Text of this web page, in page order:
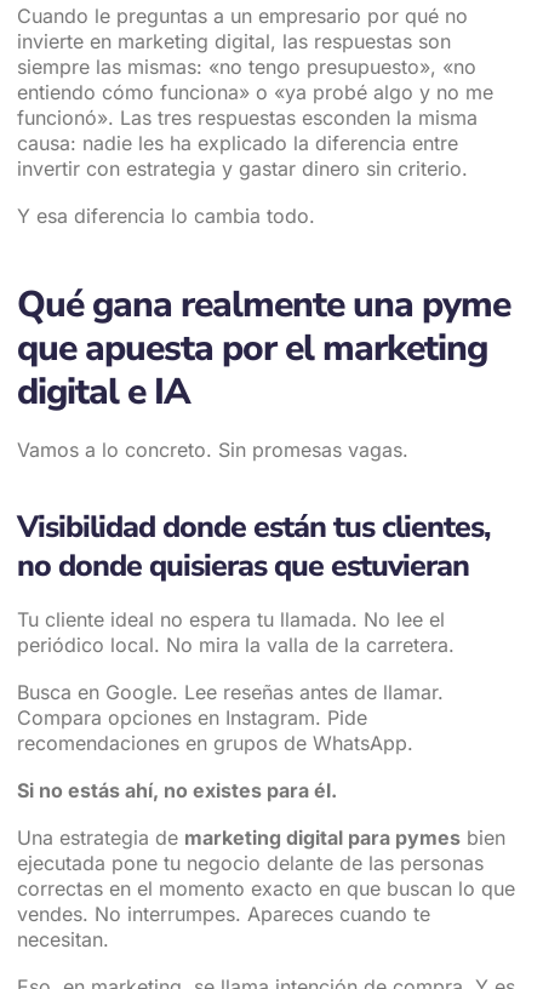
Cuando le preguntas a un empresario por qué no
invierte en marketing digital, las respuestas son
siempre las mismas: «no tengo presupuesto», «no
entiendo cómo funciona» o «ya probé algo y no me
funcionó». Las tres respuestas esconden la misma
causa: nadie les ha explicado la diferencia entre
invertir con estrategia y gastar dinero sin criterio.
Y esa diferencia lo cambia todo.
Qué gana realmente una pyme
que apuesta por el marketing
digital e IA
Vamos a lo concreto. Sin promesas vagas.
Visibilidad donde están tus clientes,
no donde quisieras que estuvieran
Tu cliente ideal no espera tu llamada. No lee el
periódico local. No mira la valla de la carretera.
Busca en Google. Lee reseñas antes de llamar.
Compara opciones en Instagram. Pide
recomendaciones en grupos de WhatsApp.
Si no estás ahí, no existes para él.
Una estrategia de marketing digital para pymes bien
ejecutada pone tu negocio delante de las personas
correctas en el momento exacto en que buscan lo que
vendes. No interrumpes. Apareces cuando te
necesitan.